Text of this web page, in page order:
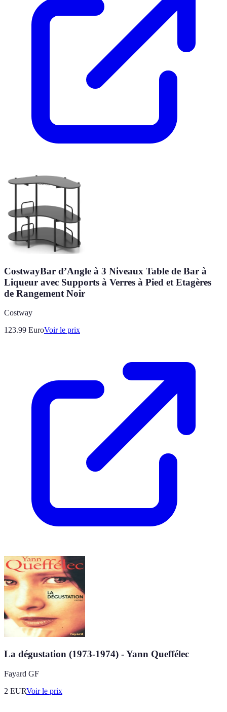
CostwayBar d’Angle à 3 Niveaux Table de Bar à
Liqueur avec Supports à Verres à Pied et Etagères
de Rangement Noir
Costway
123.99 EuroVoir le prix
La dégustation (1973-1974) - Yann Queffélec
Fayard GF
2 EURVoir le prix